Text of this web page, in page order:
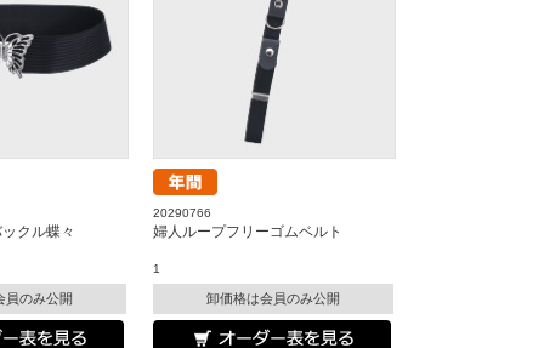
クル蝶々
員のみ公開
20290766
婦人ループフリーゴムベルト
1
卸価格は会員のみ公開